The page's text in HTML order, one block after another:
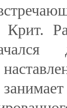
Крит.